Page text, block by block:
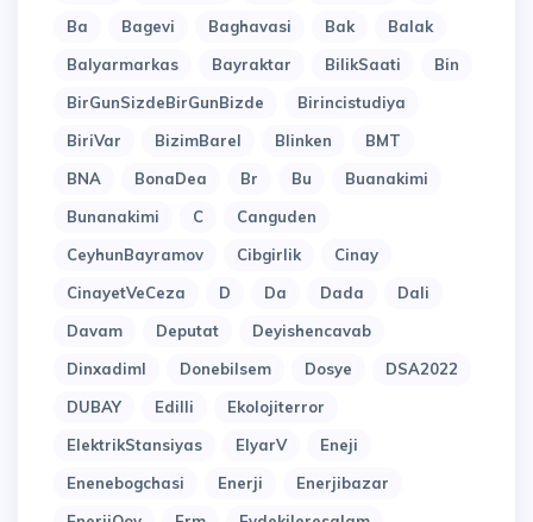
Ba
Bagevi Baghavasi Bak
Balak
Balyarmarkas
Bayraktar BilikSaati
Bin
BirGunSizdeBirGunBizde
Birincistudiya
BiriVar
BizimBarel Blinken
BMT
BNA
BonaDea Br Bu
Buanakimi
Bunanakimi
C
Canguden
CeyhunBayramov
Cibgirlik
Cinay
CinayetVeCeza
D Da Dada
Dali
Davam
Deputat
Deyishencavab
Dinxadiml
Donebilsem Dosye
DSA2022
DUBAY
Edilli
Ekolojiterror
ElektrikStansiyas
ElyarV
Eneji
Enenebogchasi
Enerji
Enerjibazar